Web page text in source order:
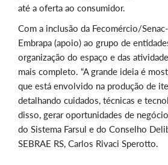
até a oferta ao consumidor.
Com a inclusão da Fecomércio/
Embrapa (apoio) ao grupo de
organização do espaço e das
mais completo. “A grande ideia é
que está envolvido na produção de
detalhando cuidados, técnicas e
disso, gerar oportunidades de
do Sistema Farsul e do Conselho
SEBRAE RS, Carlos Rivaci Sperotto.